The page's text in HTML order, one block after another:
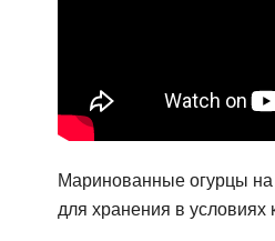
Маринованные огурцы
для хранения в условиях